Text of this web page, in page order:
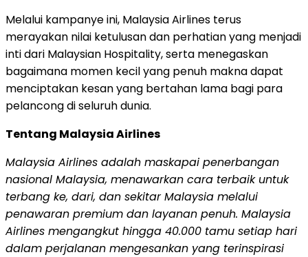
Melalui kampanye ini, Malaysia Airlines terus
merayakan nilai ketulusan dan perhatian yang menjadi
inti dari Malaysian Hospitality, serta menegaskan
bagaimana momen kecil yang penuh makna dapat
menciptakan kesan yang bertahan lama bagi para
pelancong di seluruh dunia.
Tentang Malaysia Airlines
Malaysia Airlines adalah maskapai penerbangan
nasional Malaysia, menawarkan cara terbaik untuk
terbang ke, dari, dan sekitar Malaysia melalui
penawaran premium dan layanan penuh. Malaysia
Airlines mengangkut hingga 40.000 tamu setiap hari
dalam perjalanan mengesankan yang terinspirasi